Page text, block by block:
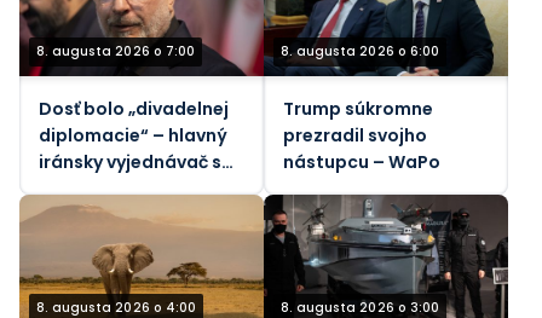
8. augusta 2026 o 7:00
Dosť bolo „divadelnej
diplomacie“ – hlavný
iránsky vyjednávač s
Trumpom
8. augusta 2026 o 6:00
Trump súkromne
prezradil svojho
nástupcu – WaPo
8. augusta 2026 o 4:00 8. augusta 2026 o 3:00